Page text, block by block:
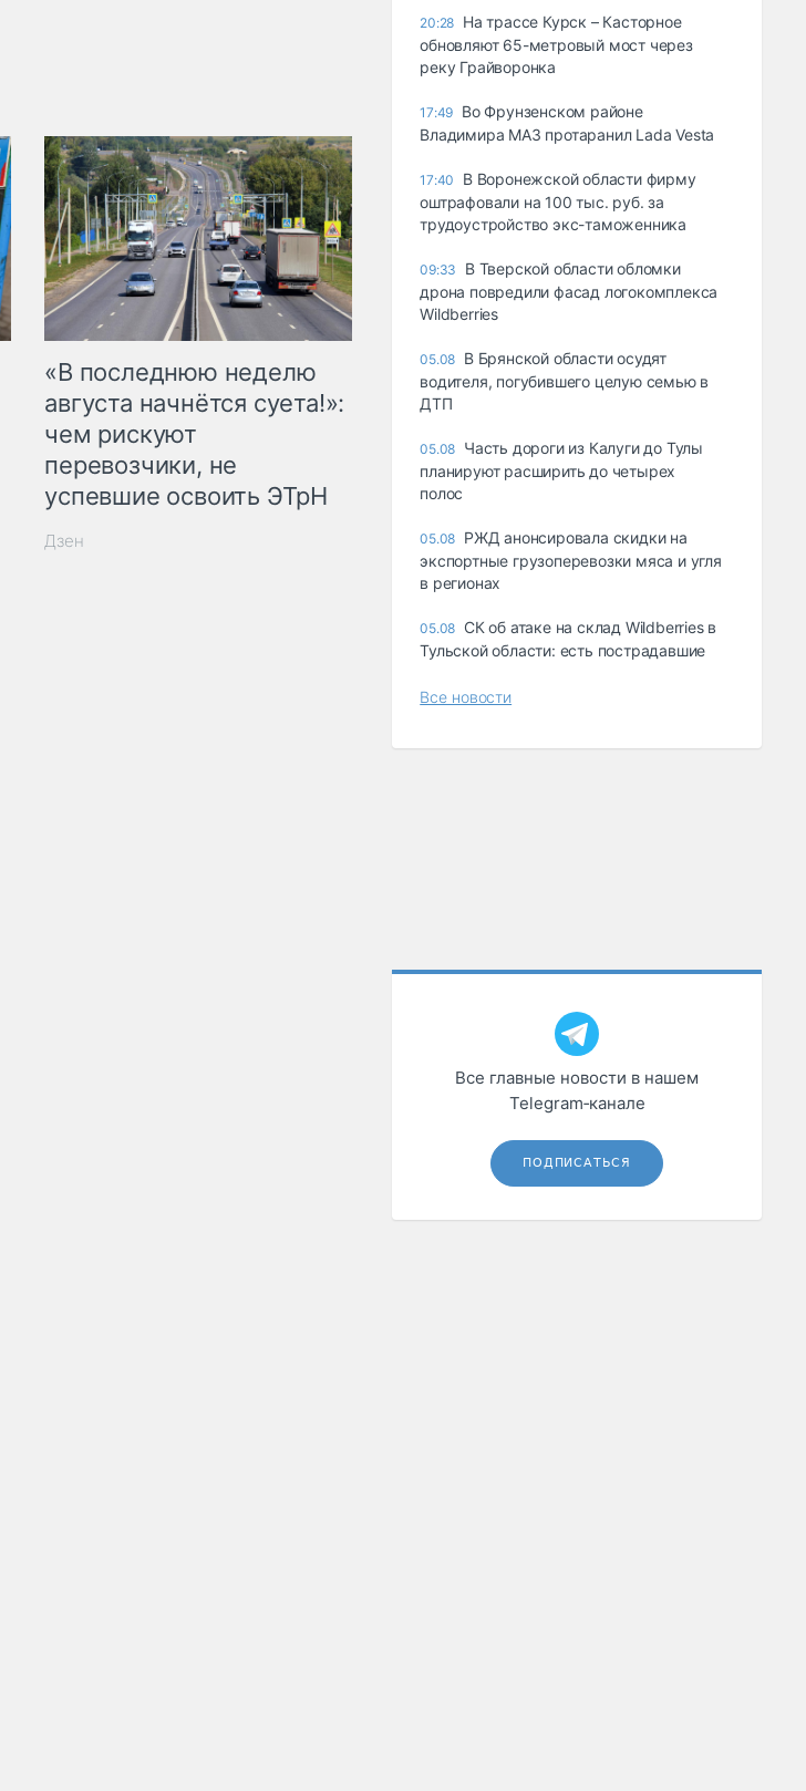
«В последнюю неделю
августа начнётся суета!»:
чем рискуют
перевозчики, не
успевшие освоить ЭТрН
Дзен
20:28 На трассе Курск – Касторное
обновляют 65-метровый мост через
реку Грайворонка
17:49 Во Фрунзенском районе
Владимира МАЗ протаранил Lada Vesta
17:40
В Воронежской области фирму
оштрафовали на 100 тыс. руб. за
трудоустройство экс-таможенника
09:33
В Тверской области обломки
дрона повредили фасад логокомплекса
Wildberries
05.08 В Брянской области осудят
водителя, погубившего целую семью в
ДТП
05.08 Часть дороги из Калуги до Тулы
планируют расширить до четырех
полос
05.08 РЖД анонсировала скидки на
экспортные грузоперевозки мяса и угля
в регионах
05.08 СК об атаке на склад Wildberries в
Тульской области: есть пострадавшие
Все новости
Все главные новости в нашем
Telegram‑канале
ПОДПИСАТЬСЯ